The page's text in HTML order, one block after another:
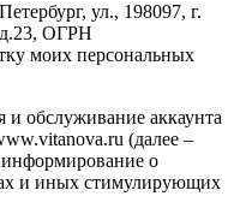
ул., 198097, г.
д.23, ОГРН
моих персональных
и обслуживание аккаунта
(далее –
информирование о
и иных стимулирующих